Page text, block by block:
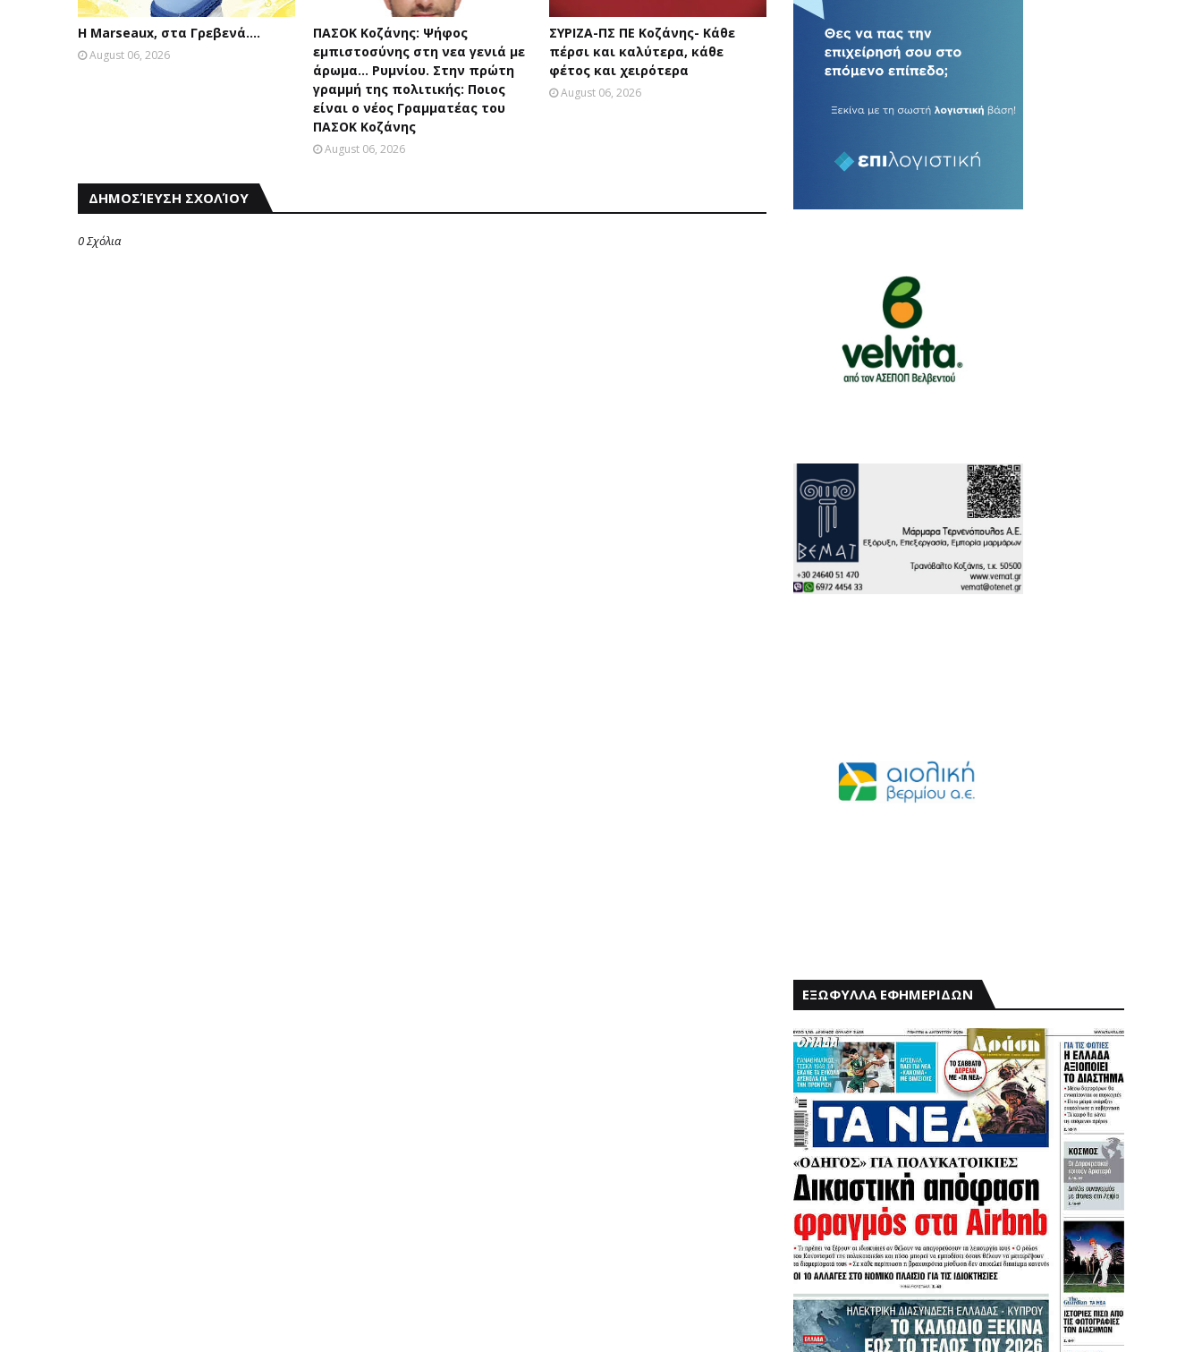
Η Marseaux, στα Γρεβενά….
August 06, 2026
ΠΑΣΟΚ Κοζάνης: Ψήφος
εμπιστοσύνης στη νεα γενιά με
άρωμα... Ρυμνίου. Στην πρώτη
γραμμή της πολιτικής: Ποιος
είναι ο νέος Γραμματέας του
ΠΑΣΟΚ Κοζάνης
August 06, 2026
ΣΥΡΙΖΑ-ΠΣ ΠΕ Κοζάνης- Κάθε
πέρσι και καλύτερα, κάθε
φέτος και χειρότερα
August 06, 2026
ΔΗΜΟΣΊΕΥΣΗ ΣΧΟΛΊΟΥ
0 Σχόλια
ΕΞΩΦΥΛΛΑ ΕΦΗΜΕΡΙΔΩΝ